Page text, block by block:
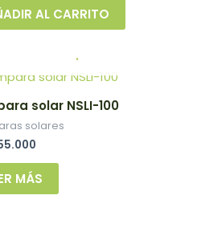
AL CARRITO
.
solar NSLI-100
solares
MÁS